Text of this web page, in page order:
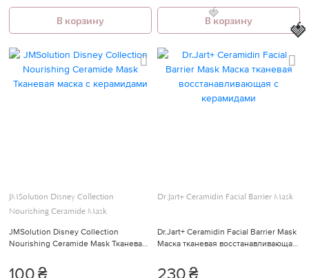
В корзину В корзину
JMSolution Disney Collection
Nourishing Ceramide Mask
JMSolution Disney Collection
Nourishing Ceramide Mask Тканевая
100₴
Dr.Jart+ Ceramidin Facial Barrier Mask
Dr.Jart+ Ceramidin Facial Barrier Mask
Маска тканевая восстанавливающая
230₴